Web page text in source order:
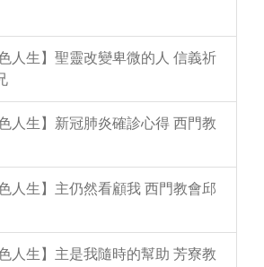
人生】聖靈改變卑微的人 信義祈
人生】新冠肺炎確診心得 西門教
人生】主仍然看顧我 西門教會邱
人生】主是我隨時的幫助 芳寮教